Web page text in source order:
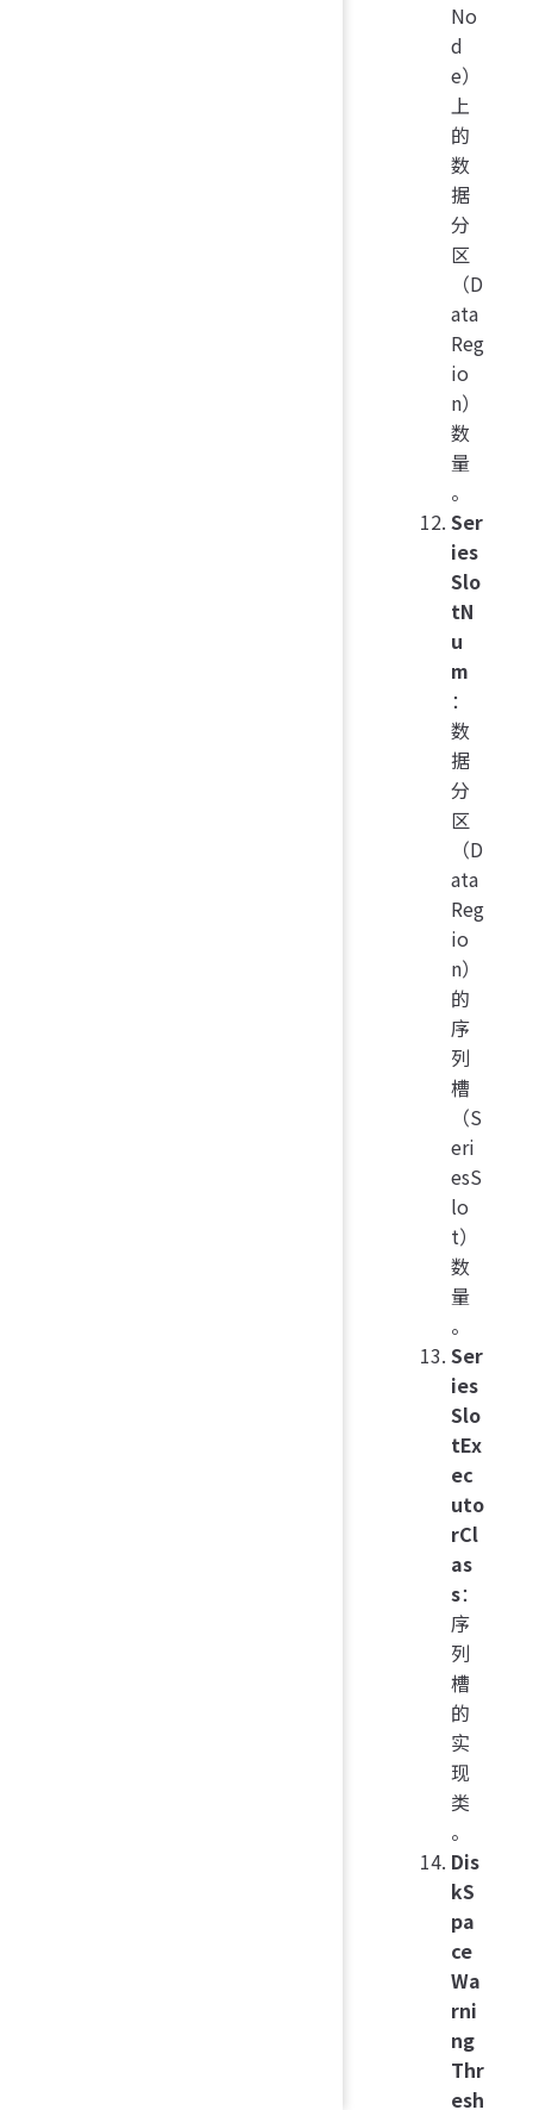
No
d
e）
上
的
数
据
分
区
（D
ata
Reg
io
n）
数
量
。
Ser
ies
Slo
tN
u
m
：
数
据
分
区
（D
ata
Reg
io
n）
的
序
列
槽
（S
eri
esS
lo
t）
数
量
。
Ser
ies
Slo
tEx
ec
uto
rCl
as
s：
序
列
槽
的
实
现
类
。
Dis
kS
pa
ce
Wa
rni
ng
Thr
esh